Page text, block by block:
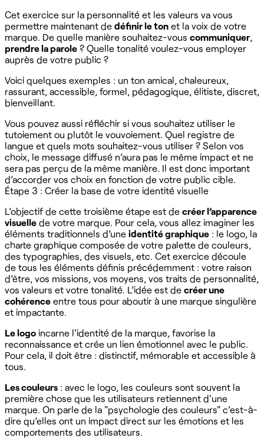
Cet exercice sur la personnalité et les valeurs va vous
permettre maintenant de définir le ton et la voix de votre
marque. De quelle manière souhaitez-vous communiquer,
prendre la parole ? Quelle tonalité voulez-vous employer
auprès de votre public ?
Voici quelques exemples : un ton amical, chaleureux,
rassurant, accessible, formel, pédagogique, élitiste, discret,
bienveillant.
Vous pouvez aussi réfléchir si vous souhaitez utiliser le
tutoiement ou plutôt le vouvoiement. Quel registre de
langue et quels mots souhaitez-vous utiliser ? Selon vos
choix, le message diffusé n’aura pas le même impact et ne
sera pas perçu de la même manière. Il est donc important
d’accorder vos choix en fonction de votre public cible.
Étape 3 : Créer la base de votre identité visuelle
L’objectif de cette troisième étape est de créer l’apparence
visuelle de votre marque. Pour cela, vous allez imaginer les
éléments traditionnels d’une identité graphique : le logo, la
charte graphique composée de votre palette de couleurs,
des typographies, des visuels, etc. Cet exercice découle
de tous les éléments définis précédemment : votre raison
d’être, vos missions, vos moyens, vos traits de personnalité,
vos valeurs et votre tonalité. L’idée est de créer une
cohérence entre tous pour aboutir à une marque singulière
et impactante.
Le logo incarne l'identité de la marque, favorise la
reconnaissance et crée un lien émotionnel avec le public.
Pour cela, il doit être : distinctif, mémorable et accessible à
tous.
Les couleurs : avec le logo, les couleurs sont souvent la
première chose que les utilisateurs retiennent d'une
marque. On parle de la "psychologie des couleurs" c’est-à-
dire qu’elles ont un impact direct sur les émotions et les
comportements des utilisateurs.